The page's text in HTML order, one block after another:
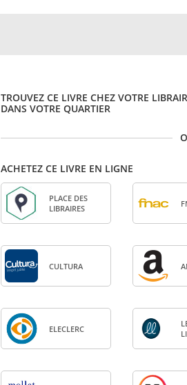
TROUVEZ CE LIVRE CHEZ VOTRE
DANS VOTRE QUARTIER
ACHETEZ CE LIVRE EN LIGNE
PLACE DES
LIBRAIRES
CULTURA
ELE­CLERC